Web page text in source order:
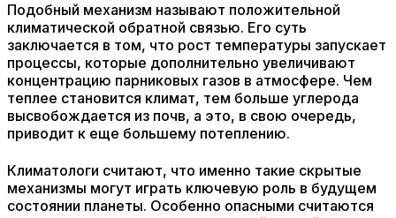
Подобный механизм называют положительной
климатической обратной связью. Его суть
заключается в том, что рост температуры запускает
процессы, которые дополнительно увеличивают
концентрацию парниковых газов в атмосфере. Чем
теплее становится климат, тем больше углерода
высвобождается из почв, а это, в свою очередь,
приводит к еще большему потеплению.
Климатологи считают, что именно такие скрытые
механизмы могут играть ключевую роль в будущем
состоянии планеты. Особенно опасными считаются